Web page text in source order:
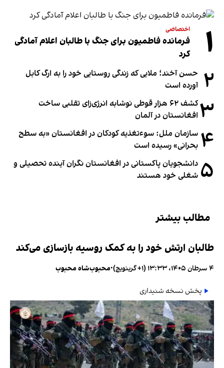
۱ اختصاصی
فرمانده فاطمیون برای جنگ با طالبان اعلام آمادگی
کرد
۲ حسن آخند؛ ملایی که زندگی روستایی خود را به ارگ کابل
آورده است
۳
کشف ۶۲ هزار قوطی نوشابه انرژی‌زای تقلبی ساخت
افغانستان در آلمان
۴ سازمان ملل: سوء‌تغذیه کودکان در افغانستان «به سطح
بحرانی» رسیده است
۵ دانشجویان پاکستانی در افغانستان نگران آینده تحصیلی و
شغلی خود هستند
مطالب بیشتر
طالبان ارتش خود را به کمک روسیه بازسازی می‌کند
۴ سرطان ۱۴۰۵، ۱۳:۳۳ (‎+۱ گرینویچ) •محبوب‌شاه محبوب
پخش نسخه شنیداری